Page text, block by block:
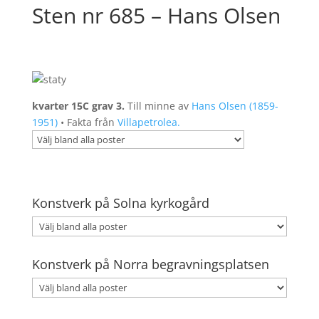
Sten nr 685 – Hans Olsen
kvarter 15C grav 3. Till minne av Hans Olsen (1859-
1951)• Fakta från Villapetrolea.
Konstverk på Solna kyrkogård
Konstverk på Norra begravningsplatsen